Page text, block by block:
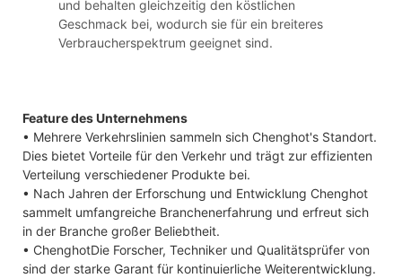
und behalten gleichzeitig den köstlichen
Geschmack bei, wodurch sie für ein breiteres
Verbraucherspektrum geeignet sind.
Feature des Unternehmens
• Mehrere Verkehrslinien sammeln sich Chenghot's Standort.
Dies bietet Vorteile für den Verkehr und trägt zur effizienten
Verteilung verschiedener Produkte bei.
• Nach Jahren der Erforschung und Entwicklung Chenghot
sammelt umfangreiche Branchenerfahrung und erfreut sich
in der Branche großer Beliebtheit.
• ChenghotDie Forscher, Techniker und Qualitätsprüfer von
sind der starke Garant für kontinuierliche Weiterentwicklung.